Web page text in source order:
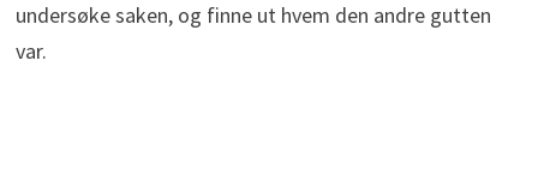
undersøke saken, og finne ut hvem den andre gutten
var.